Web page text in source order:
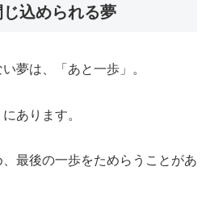
込められる夢
夢は、「あと一歩」。
あります。
最後の一歩をためらうことがあ